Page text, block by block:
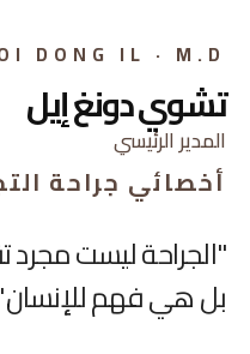
DONG IL · M.D.
تشوي دونغ إيل
المدير الرئيسي
أخصائي جراحة
"الجراحة ليست مجرد
بل هي فهم